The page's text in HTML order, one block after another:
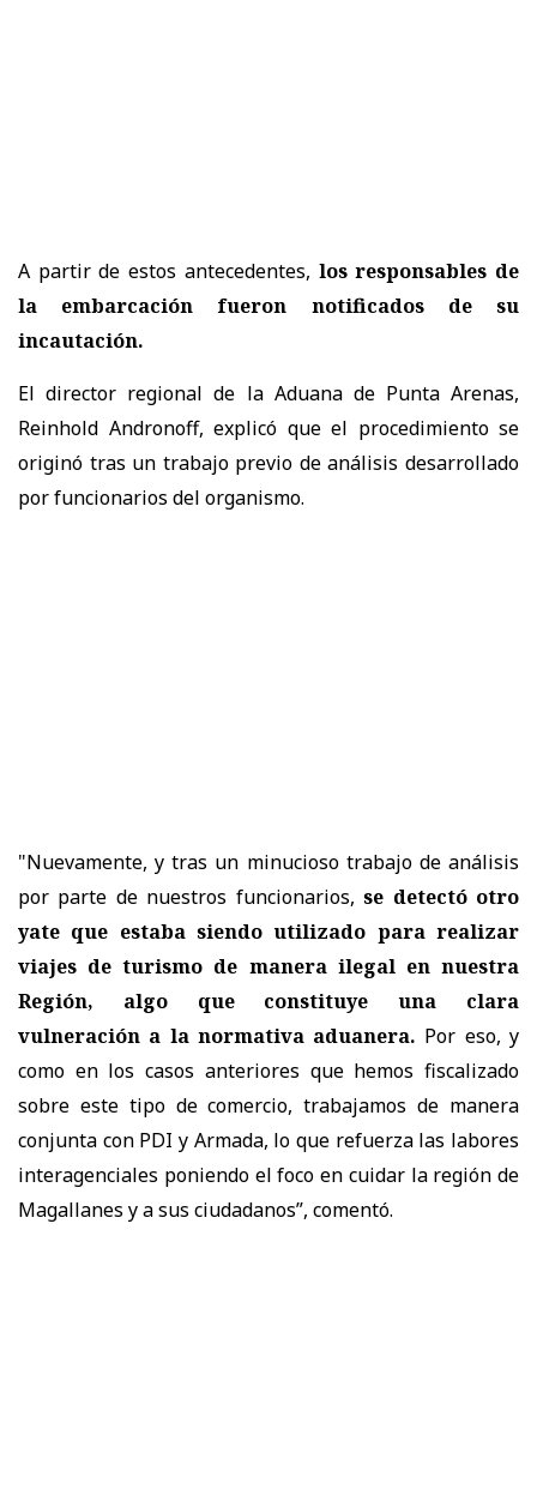
A partir de estos antecedentes, los responsables de
la embarcación fueron notificados de su
incautación.
El director regional de la Aduana de Punta Arenas,
Reinhold Andronoff, explicó que el procedimiento se
originó tras un trabajo previo de análisis desarrollado
por funcionarios del organismo.
"Nuevamente, y tras un minucioso trabajo de análisis
por parte de nuestros funcionarios,se detectó otro
yate que estaba siendo utilizado para realizar
viajes de turismo de manera ilegal en nuestra
Región, algo que constituye una clara
vulneración a la normativa aduanera. Por eso, y
como en los casos anteriores que hemos fiscalizado
sobre este tipo de comercio, trabajamos de manera
conjunta con PDI y Armada, lo que refuerza las labores
interagenciales poniendo el foco en cuidar la región de
Magallanes y a sus ciudadanos”, comentó.